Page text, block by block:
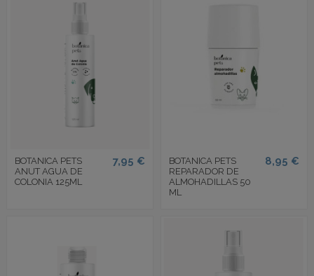
BOTANICA PETS
ANUT AGUA DE
COLONIA 125ML
7,95 €
BOTANICA PETS
REPARADOR DE
ALMOHADILLAS 50
ML
8,95 €